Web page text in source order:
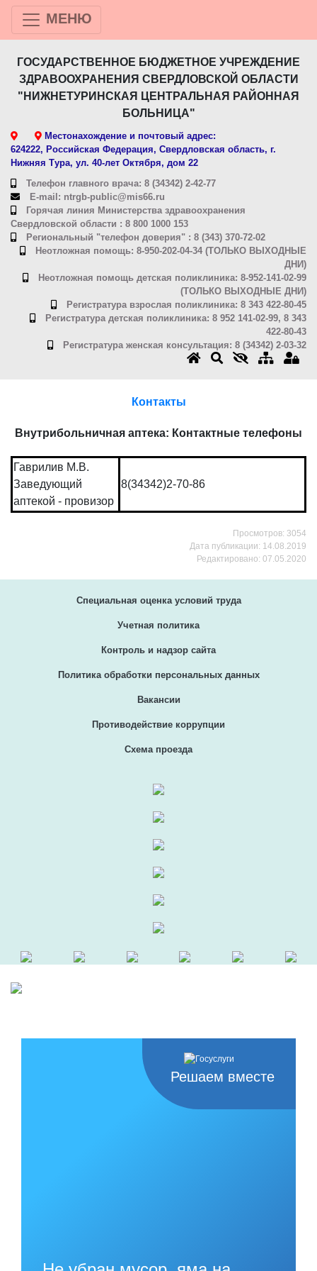
МЕНЮ
ГОСУДАРСТВЕННОЕ БЮДЖЕТНОЕ УЧРЕЖДЕНИЕ
ЗДРАВООХРАНЕНИЯ СВЕРДЛОВСКОЙ ОБЛАСТИ
"НИЖНЕТУРИНСКАЯ ЦЕНТРАЛЬНАЯ РАЙОННАЯ
БОЛЬНИЦА"
Местонахождение и почтовый адрес:
624222, Российская Федерация, Свердловская область, г.
Нижняя Тура, ул. 40-лет Октября, дом 22
Телефон главного врача: 8 (34342) 2-42-77
E-mail: ntrgb-public@mis66.ru
Горячая линия Министерства здравоохранения
Свердловской области : 8 800 1000 153
Региональный "телефон доверия" : 8 (343) 370-72-02
Неотложная помощь: 8-950-202-04-34 (ТОЛЬКО ВЫХОДНЫЕ
ДНИ)
Неотложная помощь детская поликлиника: 8-952-141-02-99
(ТОЛЬКО ВЫХОДНЫЕ ДНИ)
Регистратура взрослая поликлиника: 8 343 422-80-45
Регистратура детская поликлиника: 8 952 141-02-99, 8 343
422-80-43
Регистратура женская консультация: 8 (34342) 2-03-32
Контакты
Внутрибольничная аптека: Контактные телефоны
Гаврилив М.В.
Заведующий
аптекой - провизор
8(34342)2-70-86
Просмотров: 3054
Дата публикации: 14.08.2019
Редактировано: 07.05.2020
Специальная оценка условий труда
Учетная политика
Контроль и надзор сайта
Политика обработки персональных данных
Вакансии
Противодействие коррупции
Схема проезда
Решаем вместе